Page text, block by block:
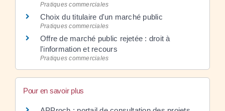
Pratiques commerciales
Choix du titulaire d'un marché public
Pratiques commerciales
Offre de marché public rejetée : droit à
l'information et recours
Pratiques commerciales
Pour en savoir plus